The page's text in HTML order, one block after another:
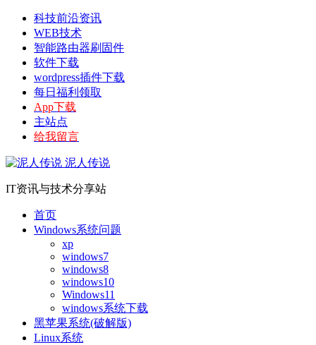
科技前沿资讯
WEB技术
智能路由器刷固件
软件下载
wordpress插件下载
每日福利领取
App下载
主站点
给我留言
泥人传说
IT资讯与技术分享站
首页
Windows系统问题
xp
windows7
windows8
windows10
Windows11
windows系统下载
黑苹果系统(破解版)
Linux系统